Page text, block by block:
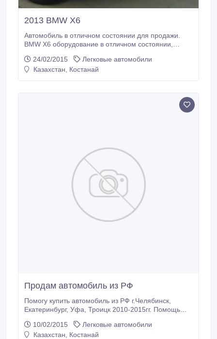
2013 BMW X6
Автомобиль в отличном состоянии для продажи.
BMW X6 оборудование в отличном состоянии,
proplachennaya год спутник, два комплекта колес
зимой и летом на оригинальном дисков BMW и
24/02/2015
Легковые автомобили
Казахстан, Костанай
Продам автомобиль из РФ
Помогу купить автомобиль из РФ г.Челябинск,
Екатеринбург, Уфа, Троицк 2010-2015гг. Помощь
Порядочность гарантирую..
10/02/2015
Легковые автомобили
Казахстан, Костанай